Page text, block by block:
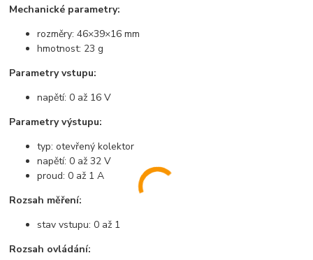
Mechanické parametry:
rozměry: 46×39×16 mm
hmotnost: 23 g
Parametry vstupu:
napětí: 0 až 16 V
Parametry výstupu:
typ: otevřený kolektor
napětí: 0 až 32 V
proud: 0 až 1 A
Rozsah měření:
stav vstupu: 0 až 1
Rozsah ovládání: